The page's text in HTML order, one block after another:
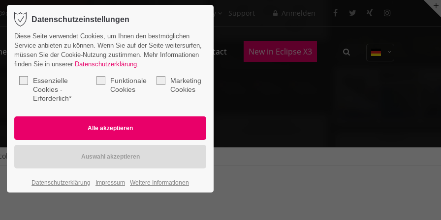
dolor sit amet:
/ 365days
support for our customers
8:00am - 5:00pm
(GMT +1)
Cybersteel Inc.
376-293 City Road, Suite 600
San Francisco, CA 94102
info@yourdomain.com
Lorem ipsum dolor sit amet,
consectetuer adipiscing elit.
Company Support Anmelden
Features Pages Portfolio News Contact New in Eclipse X3
4 /v4
Datenschutzeinstellungen
Diese Seite verwendet Cookies, um Ihnen den bestmöglichen
Service anbieten zu können. Wenn Sie auf der Seite weitersurfen,
müssen Sie der Cookie-Nutzung zustimmen. Mehr Informationen
finden Sie in unserer Datenschutzerklärung.
Essenzielle
Cookies -
Erforderlich*
Funktionale
Cookies
Marketing
Cookies
Datenschutzerklärung Impressum Weitere Informationen